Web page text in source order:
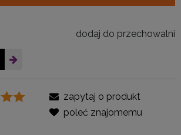
dodaj do przechowalni
zapytaj o produkt
poleć znajomemu